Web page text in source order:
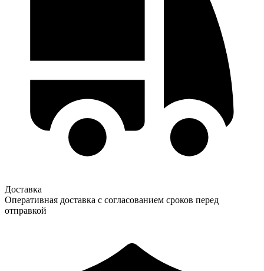
Доставка
Оперативная доставка с согласованием сроков перед
отправкой